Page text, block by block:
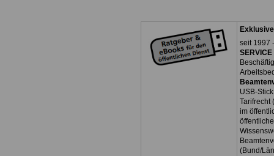
seit 1997
USB-
Tarifrecht
im
(Bund/